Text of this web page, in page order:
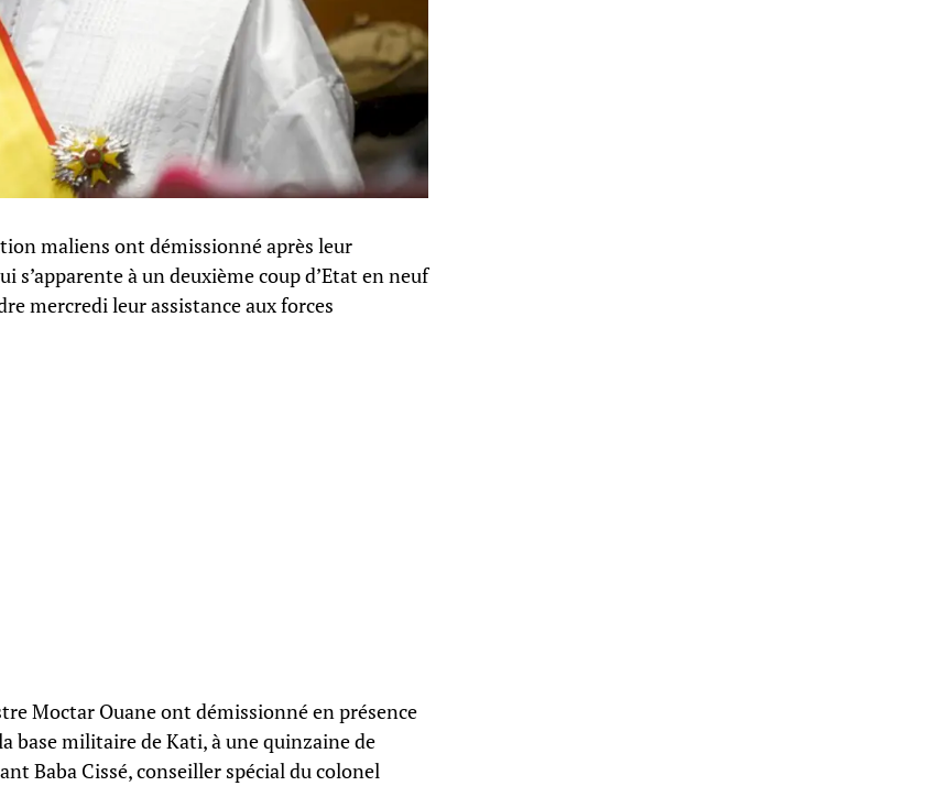
maliens ont démissionné après leur
à un deuxième coup d’Etat en neuf
mercredi leur assistance aux forces
Moctar Ouane ont démissionné en présence
base militaire de Kati, à une quinzaine de
Baba Cissé, conseiller spécial du colonel